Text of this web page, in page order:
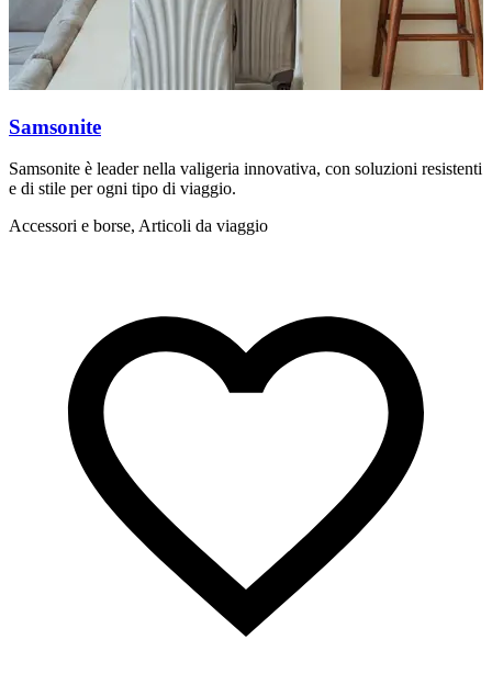
Samsonite
Samsonite è leader nella valigeria innovativa, con soluzioni resistenti
e di stile per ogni tipo di viaggio.
Accessori e borse, Articoli da viaggio